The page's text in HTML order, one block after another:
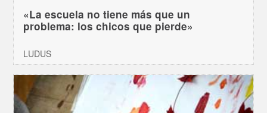
«La escuela no tiene más que un
problema: los chicos que pierde»
LUDUS